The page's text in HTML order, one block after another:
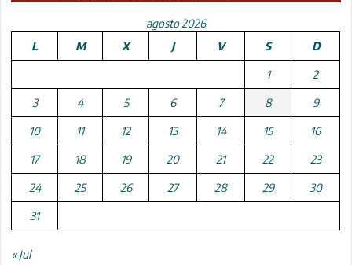
agosto 2026
L
M X J V S D
1 2
3 4 5 6 7 8 9
10 11 12 13 14 15 16
17 18 19 20 21 22 23
24 25 26 27 28 29 30
31
« Jul